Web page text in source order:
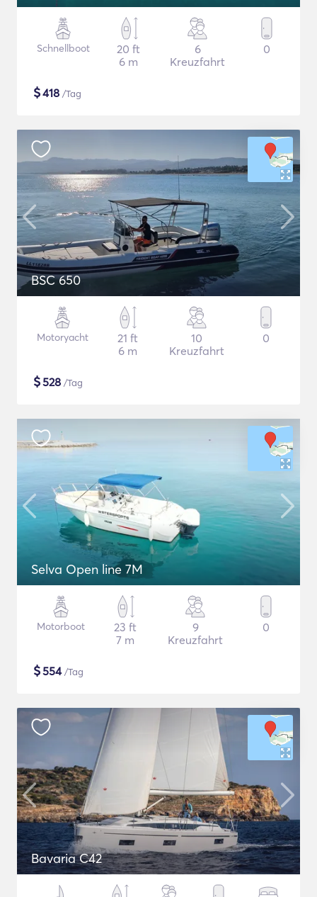
Schnellboot
20 ft
6 m
6
Kreuzfahrt
0
$418 /Tag
BSC 650
Motoryacht
21 ft
6 m
10
Kreuzfahrt
0
$528 /Tag
Selva Open line 7M
Motorboot
23 ft
7 m
9
Kreuzfahrt
0
$554/Tag
Bavaria C42